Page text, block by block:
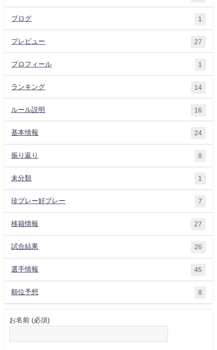
ブログ 1
プレビュー 27
プロフィール 1
ランキング 14
ルール説明 16
基本情報 24
振り返り 8
未分類 1
珍プレー好プレー 7
移籍情報 27
試合結果 26
選手情報 45
順位予想 8
お名前 (必須)